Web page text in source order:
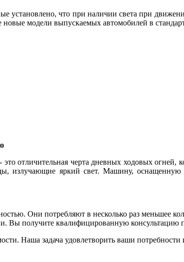
что при наличии света при
модели выпускаемых автомобилей в
отличительная черта дневных ходовых
излучающие яркий свет. Машину, оснащенную
Они потребляют в несколько раз меньшее
получите квалифицированную консультацию
Наша задача удовлетворить ваши